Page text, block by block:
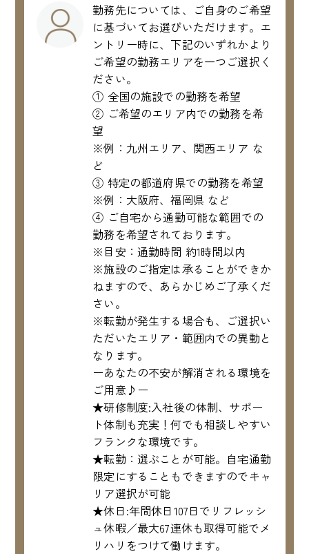
勤務先については、ご自身のご希望
に基づいてお選びいただけます。エ
ントリー時に、下記のいずれかより
ご希望の勤務エリアを一つご選択く
ださい。
① 全国の施設での勤務を希望
② ご希望のエリア内での勤務を希
望
※例：九州エリア、関西エリア な
ど
③ 特定の都道府県での勤務を希望
※例：大阪府、福岡県 など
④ ご自宅から通勤可能な範囲での
勤務を希望されております。
※目安：通勤時間 約1時間以内
※施設のご指定は承ることができか
ねますので、あらかじめご了承くだ
さい。
※転勤が発生する場合も、ご選択い
ただいたエリア・範囲内での異動と
なります。
ーあなたの不安が解消される環境を
ご用意♪ー
★研修制度:入社後の体制、サポー
ト体制も充実！何でも相談しやすい
フランクな環境です。
★転勤：選ぶことが可能。自宅通勤
限定にすることもできますのでキャ
リア選択が可能
★休日:年間休日107日でリフレッシ
ュ休暇／最大67連休も取得可能でメ
リハリをつけて働けます。